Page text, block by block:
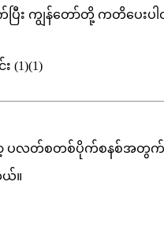
း ကျွန်တော်တို့ ကတိပေးပ
ာ့ ပလတ်စတစ်ပိုက်စနစ်အတွက်
ယ်။